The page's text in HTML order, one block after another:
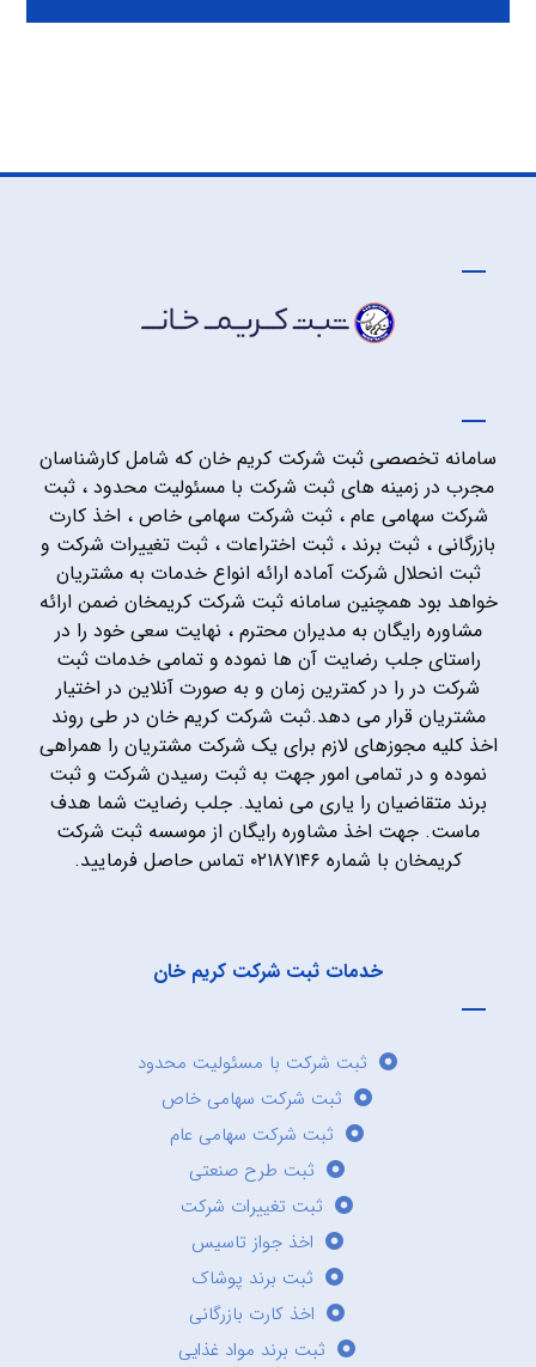
سامانه تخصصی ثبت شرکت کریم خان که شامل کارشناسان
مجرب در زمینه های ثبت شرکت با مسئولیت محدود ، ثبت
شرکت سهامی عام ، ثبت شرکت سهامی خاص ، اخذ کارت
بازرگانی ، ثبت برند ، ثبت اختراعات ، ثبت تغییرات شرکت و
ثبت انحلال شرکت آماده ارائه انواع خدمات به مشتریان
خواهد بود همچنین سامانه ثبت شرکت کریمخان ضمن ارائه
مشاوره رایگان به مدیران محترم ، نهایت سعی خود را در
راستای جلب رضایت آن ها نموده و تمامی خدمات ثبت
شرکت در را در کمترین زمان و به صورت آنلاین در اختیار
مشتریان قرار می دهد.ثبت شرکت کریم خان در طی روند
اخذ کلیه مجوزهای لازم برای یک شرکت مشتریان را همراهی
نموده و در تمامی امور جهت به ثبت رسیدن شرکت و ثبت
برند متقاضیان را یاری می نماید. جلب رضایت شما هدف
ماست. جهت اخذ مشاوره رایگان از موسسه ثبت شرکت
کریمخان با شماره ۰۲۱۸۷۱۴۶ تماس حاصل فرمایید.
خدمات ثبت شرکت کریم خان
ثبت شرکت با مسئولیت محدود
ثبت شرکت سهامی خاص
ثبت شرکت سهامی عام
ثبت طرح صنعتی
ثبت تغییرات شرکت
اخذ جواز تاسیس
ثبت برند پوشاک
اخذ کارت بازرگانی
ثبت برند مواد غذایی